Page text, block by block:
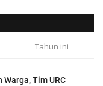
Tahun ini
Warga, Tim URC